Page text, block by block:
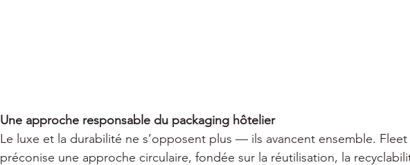
Une approche responsable du packaging hôtelier
Le luxe et la durabilité ne s’opposent plus — ils avancent ensemble. Fleet
préconise une approche circulaire, fondée sur la réutilisation, la